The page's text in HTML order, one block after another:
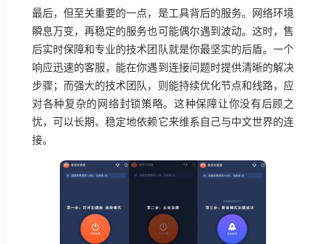
最后，但至关重要的一点，是工具背后的服务。网络环境
瞬息万变，再稳定的服务也可能偶尔遇到波动。这时，售
后实时保障和专业的技术团队就是你最坚实的后盾。一个
响应迅速的客服，能在你遇到连接问题时提供清晰的解决
步骤；而强大的技术团队，则能持续优化节点和线路，应
对各种复杂的网络封锁策略。这种保障让你没有后顾之
忧，可以长期、稳定地依赖它来维系自己与中文世界的连
接。